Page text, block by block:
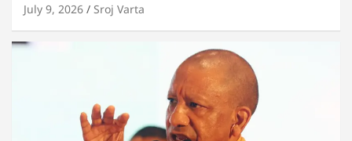
July 9, 2026 Sroj Varta